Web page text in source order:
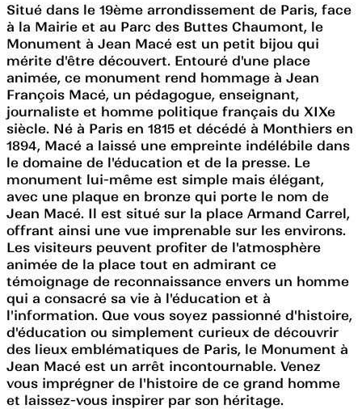
Situé dans le 19ème arrondissement de Paris, face
à la Mairie et au Parc des Buttes Chaumont, le
Monument à Jean Macé est un petit bijou qui
mérite d'être découvert. Entouré d'une place
animée, ce monument rend hommage à Jean
François Macé, un pédagogue, enseignant,
journaliste et homme politique français du XIXe
siècle. Né à Paris en 1815 et décédé à Monthiers en
1894, Macé a laissé une empreinte indélébile dans
le domaine de l'éducation et de la presse. Le
monument lui-même est simple mais élégant,
avec une plaque en bronze qui porte le nom de
Jean Macé. Il est situé sur la place Armand Carrel,
offrant ainsi une vue imprenable sur les environs.
Les visiteurs peuvent profiter de l'atmosphère
animée de la place tout en admirant ce
témoignage de reconnaissance envers un homme
qui a consacré sa vie à l'éducation et à
l'information. Que vous soyez passionné d'histoire,
d'éducation ou simplement curieux de découvrir
des lieux emblématiques de Paris, le Monument à
Jean Macé est un arrêt incontournable. Venez
vous imprégner de l'histoire de ce grand homme
et laissez-vous inspirer par son héritage.